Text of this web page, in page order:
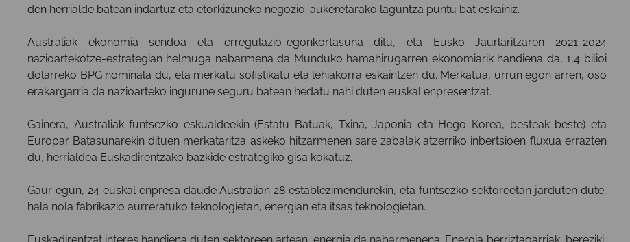
den herrialde batean indartuz eta etorkizuneko negozio-aukeretarako laguntza puntu bat eskainiz.
Australiak ekonomia sendoa eta erregulazio-egonkortasuna ditu, eta Eusko Jaurlaritzaren 2021-2024
nazioartekotze-estrategian helmuga nabarmena da Munduko hamahirugarren ekonomiarik handiena da, 1,4 bilioi
dolarreko BPG nominala du, eta merkatu sofistikatu eta lehiakorra eskaintzen du. Merkatua, urrun egon arren, oso
erakargarria da nazioarteko ingurune seguru batean hedatu nahi duten euskal enpresentzat.
Gainera, Australiak funtsezko eskualdeekin (Estatu Batuak, Txina, Japonia eta Hego Korea, besteak beste) eta
Europar Batasunarekin dituen merkataritza askeko hitzarmenen sare zabalak atzerriko inbertsioen fluxua errazten
du, herrialdea Euskadirentzako bazkide estrategiko gisa kokatuz.
Gaur egun, 24 euskal enpresa daude Australian 28 establezimendurekin, eta funtsezko sektoreetan jarduten dute,
hala nola fabrikazio aurreratuko teknologietan, energian eta itsas teknologietan.